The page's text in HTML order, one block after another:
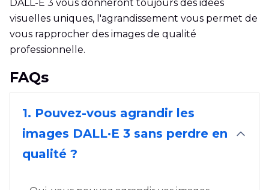
DALL-E 3 vous donneront toujours des idées
visuelles uniques, l'agrandissement vous permet de
vous rapprocher des images de qualité
professionnelle.
FAQs
1. Pouvez-vous agrandir les
images DALL·E 3 sans perdre en
qualité ?